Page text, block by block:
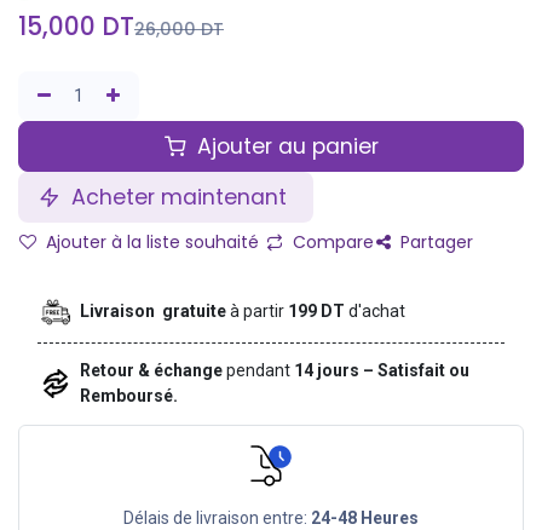
15,000 DT26,000DT
Ajouter au panier
Acheter maintenant
Ajouter à la liste souhaité Compare Partager
Livraison gratuiteà partir 199 DTd'achat
Retour & échangependant 14 jours – Satisfait ou
Remboursé.
Délais de livraison entre: 24-48 Heures